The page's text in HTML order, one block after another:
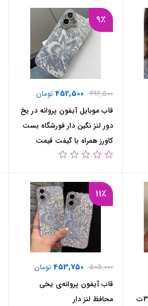
9٪
492,500
452,500تومان
قاب موبایل آیفون پروانه در یخ
دور لنز نگین دار فورشگاه بست
کاورز همراه با گیفت قیمت
327تومان
ژلاتینی با قیمت مناسب 309ت
11٪
505,000
453,750تومان
قاب آیفون پروانه‌ی یخی
محافظ لنز دار